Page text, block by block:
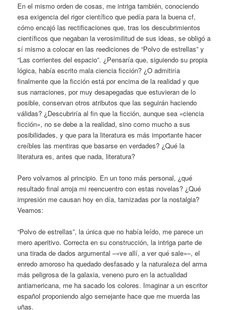
En el mismo orden de cosas, me intriga también, conociendo
esa exigencia del rigor científico que pedía para la buena cf,
cómo encajó las rectificaciones que, tras los descubrimientos
científicos que negaban la verosimilitud de sus ideas, se obligó a
sí mismo a colocar en las reediciones de “Polvo de estrellas” y
“Las corrientes del espacio”. ¿Pensaría que, siguiendo su propia
lógica, había escrito mala ciencia ficción? ¿O admitiría
finalmente que la ficción está por encima de la realidad y que
sus narraciones, por muy desapegadas que estuvieran de lo
posible, conservan otros atributos que las seguirán haciendo
válidas? ¿Descubriría al fin que la ficción, aunque sea «ciencia
ficción», no se debe a la realidad, sino como mucho a sus
posibilidades, y que para la literatura es más importante hacer
creíbles las mentiras que basarse en verdades? ¿Qué la
literatura es, antes que nada, literatura?
Pero volvamos al principio. En un tono más personal, ¿qué
resultado final arroja mi reencuentro con estas novelas? ¿Qué
impresión me causan hoy en día, tamizadas por la nostalgia?
Veamos:
“Polvo de estrellas”, la única que no había leído, me parece un
mero aperitivo. Correcta en su construcción, la intriga parte de
una tirada de dados argumental –«ve allí, a ver qué sale»–, el
enredo amoroso ha quedado desfasado y la naturaleza del arma
más peligrosa de la galaxia, veneno puro en la actualidad
antiamericana, me ha sacado los colores. Imaginar a un escritor
español proponiendo algo semejante hace que me muerda las
uñas.